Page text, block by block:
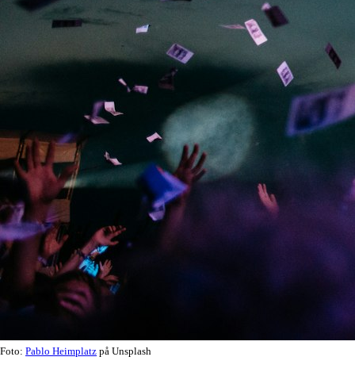
Foto: Pablo Heimplatz på Unsplash